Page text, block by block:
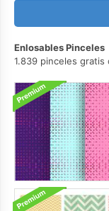
Enlosables Pinceles
1.839 pinceles